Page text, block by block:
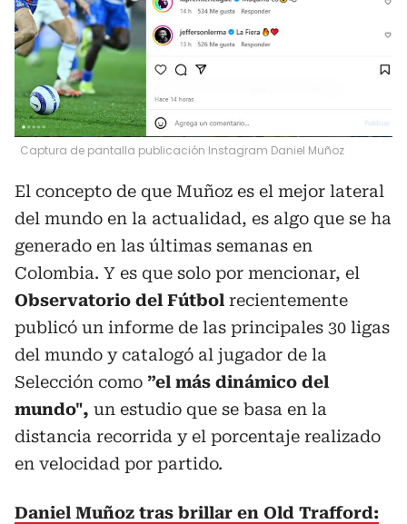
Captura de pantalla publicación Instagram Daniel Muñoz
El concepto de que Muñoz es el mejor lateral
del mundo en la actualidad, es algo que se ha
generado en las últimas semanas en
Colombia. Y es que solo por mencionar, el
Observatorio del Fútbol recientemente
publicó un informe de las principales 30 ligas
del mundo y catalogó al jugador de la
Selección como ”el más dinámico del
mundo", un estudio que se basa en la
distancia recorrida y el porcentaje realizado
en velocidad por partido.
Daniel Muñoz tras brillar en Old Trafford: